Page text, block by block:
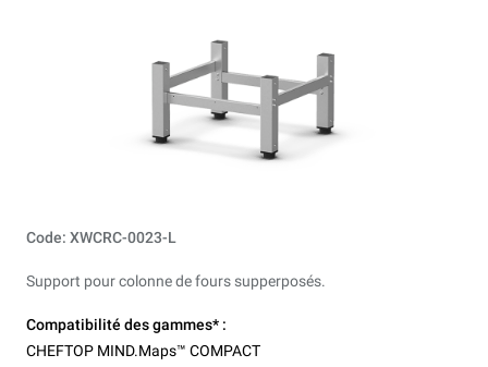
Code: XWCRC-0023-L
Support pour colonne de fours supperposés.
Compatibilité des gammes* :
CHEFTOP MIND.Maps™ COMPACT